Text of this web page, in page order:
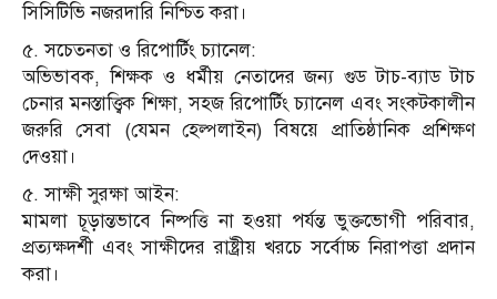
সিসিটিভি নজরদারি নিশ্চিত করা।
৫. সচেতনতা ও রিপোর্টিং চ্যানেল:
অভিভাবক, শিক্ষক ও ধর্মীয় নেতাদের জন্য গুড টাচ-ব্যাড টাচ
চেনার মনস্তাত্ত্বিক শিক্ষা, সহজ রিপোর্টিং চ্যানেল এবং সংকটকালীন
জরুরি সেবা (যেমন হেল্পলাইন) বিষয়ে প্রাতিষ্ঠানিক প্রশিক্ষণ
দেওয়া।
৫. সাক্ষী সুরক্ষা আইন:
মামলা চূড়ান্তভাবে নিষ্পত্তি না হওয়া পর্যন্ত ভুক্তভোগী পরিবার,
প্রত্যক্ষদর্শী এবং সাক্ষীদের রাষ্ট্রীয় খরচে সর্বোচ্চ নিরাপত্তা প্রদান
করা।